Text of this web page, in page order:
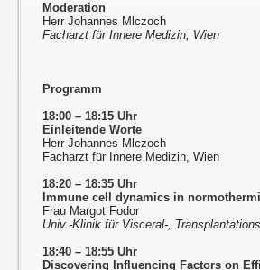
Moderation
Herr Johannes Mlczoch
Facharzt für Innere Medizin, Wien
Programm
18:00 – 18:15 Uhr
Einleitende Worte
Herr Johannes Mlczoch
Facharzt für Innere Medizin, Wien
18:20 – 18:35 Uhr
Immune cell dynamics in
Frau Margot Fodor
Univ.-Klinik für Visceral-,
18:40 – 18:55 Uhr
Discovering Influencing Factors on